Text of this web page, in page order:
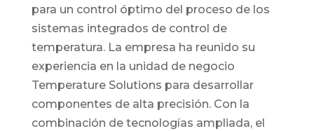
para un control óptimo del proceso de los
sistemas integrados de control de
temperatura. La empresa ha reunido su
experiencia en la unidad de negocio
Temperature Solutions para desarrollar
componentes de alta precisión. Con la
combinación de tecnologías ampliada, el